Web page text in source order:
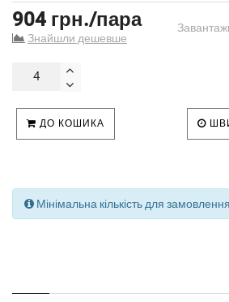
904 грн./пара
Знайшли дешевше
ДО КОШИКА
Мінімальна кількість для